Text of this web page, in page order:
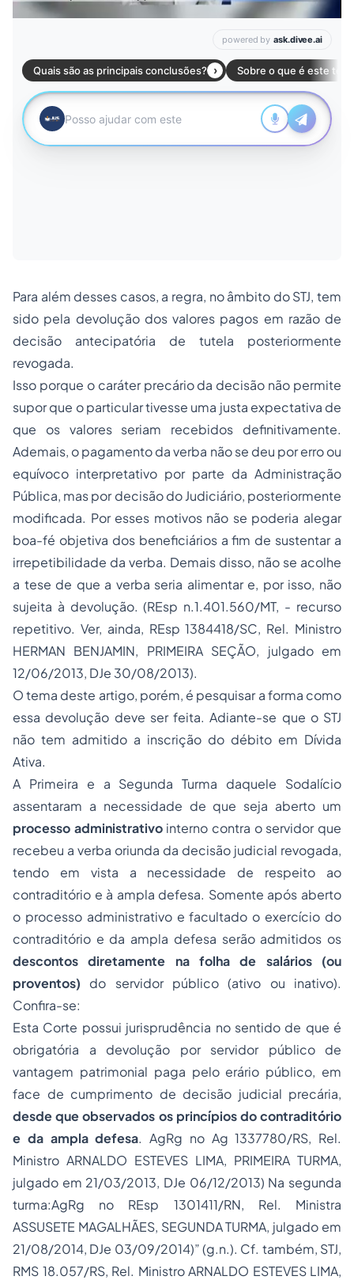
Para além desses casos, a regra, no âmbito do STJ, tem
sido pela devolução dos valores pagos em razão de
decisão antecipatória de tutela posteriormente
revogada.
Isso porque o caráter precário da decisão não permite
supor que o particular tivesse uma justa expectativa de
que os valores seriam recebidos definitivamente.
Ademais, o pagamento da verba não se deu por erro ou
equívoco interpretativo por parte da Administração
Pública, mas por decisão do Judiciário, posteriormente
modificada. Por esses motivos não se poderia alegar
boa-fé objetiva dos beneficiários a fim de sustentar a
irrepetibilidade da verba. Demais disso, não se acolhe
a tese de que a verba seria alimentar e, por isso, não
sujeita à devolução. (REsp n.1.401.560/MT, - recurso
repetitivo. Ver, ainda, REsp 1384418/SC, Rel. Ministro
HERMAN BENJAMIN, PRIMEIRA SEÇÃO, julgado em
12/06/2013, DJe 30/08/2013).
O tema deste artigo, porém, é pesquisar a forma como
essa devolução deve ser feita. Adiante-se que o STJ
não tem admitido a inscrição do débito em Dívida
Ativa.
A Primeira e a Segunda Turma daquele Sodalício
assentaram a necessidade de que seja aberto um
processo administrativo interno contra o servidor que
recebeu a verba oriunda da decisão judicial revogada,
tendo em vista a necessidade de respeito ao
contraditório e à ampla defesa. Somente após aberto
o processo administrativo e facultado o exercício do
contraditório e da ampla defesa serão admitidos os
descontos diretamente na folha de salários (ou
proventos) do servidor público (ativo ou inativo).
Confira-se:
Esta Corte possui jurisprudência no sentido de que é
obrigatória a devolução por servidor público de
vantagem patrimonial paga pelo erário público, em
face de cumprimento de decisão judicial precária,
desde que observados os princípios do contraditório
e da ampla defesa. AgRg no Ag 1337780/RS, Rel.
Ministro ARNALDO ESTEVES LIMA, PRIMEIRA TURMA,
julgado em 21/03/2013, DJe 06/12/2013) Na segunda
turma:AgRg no REsp 1301411/RN, Rel. Ministra
ASSUSETE MAGALHÃES, SEGUNDA TURMA, julgado em
21/08/2014, DJe 03/09/2014)” (g.n.). Cf. também, STJ,
RMS 18.057/RS, Rel. Ministro ARNALDO ESTEVES LIMA,